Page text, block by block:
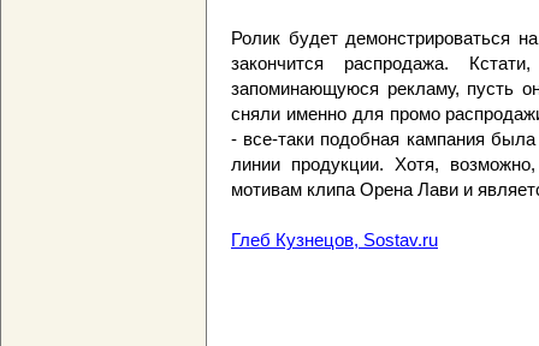
Ролик будет демонстрироваться
закончится распродажа.
запоминающуюся рекламу, пусть
сняли именно для промо
- все-таки подобная кампания
линии продукции. Хотя,
мотивам клипа Орена Лави и
Глеб Кузнецов, Sostav.ru